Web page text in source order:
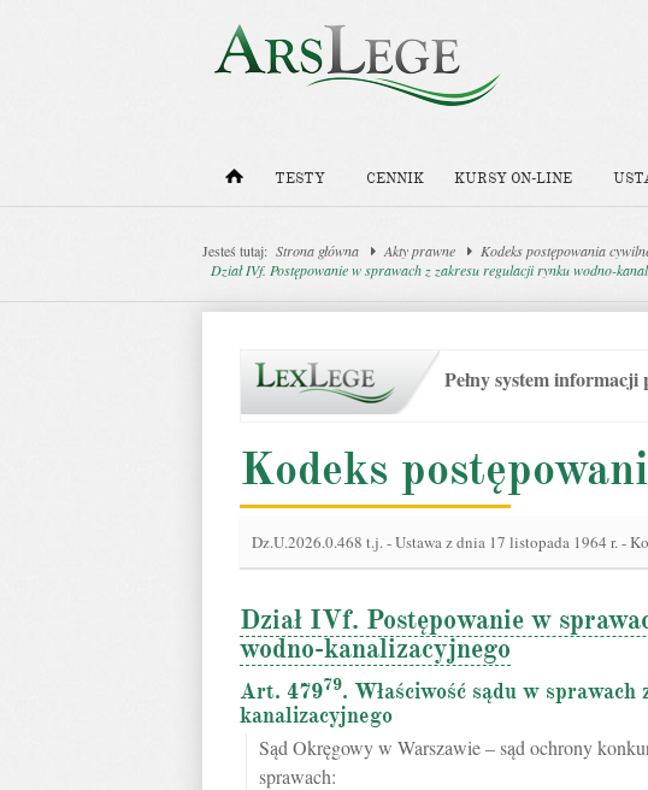
TESTY CENNIK KURSY ON-LINE
Jesteś tutaj: Strona główna Akty prawne Kodeks postępowania
Dział IVf. Postępowanie w sprawach z zakresu regulacji rynku wodno-
Pełny system
Kodeks
Dz.U.2026.0.468 t.j.-Ustawa z dnia 17 listopada 1964 r. -
Dział IVf. Postępowanie w
wodno-kanalizacyjnego
Art. 47979. Właściwość sądu w
kanalizacyjnego
Sąd Okręgowy w Warszawie – sąd ochrony
sprawach: